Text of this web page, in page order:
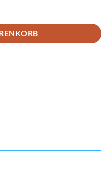
Matt – Bunter